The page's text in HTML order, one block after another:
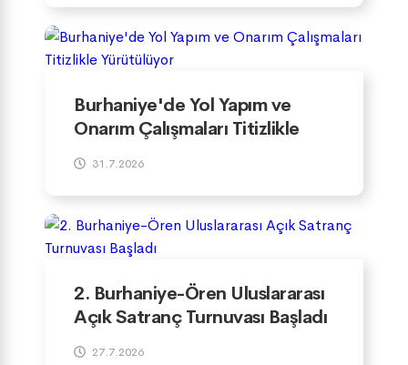
Burhaniye'de Yol Yapım ve
Onarım Çalışmaları Titizlikle
Yürütülüyor
31.7.2026
2. Burhaniye-Ören Uluslararası
Açık Satranç Turnuvası Başladı
27.7.2026